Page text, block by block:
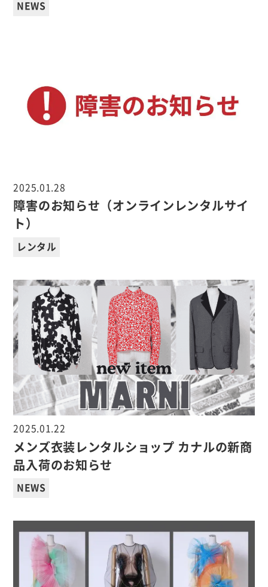
NEWS
2025.01.28
障害のお知らせ（オンラインレンタルサイ
ト）
レンタル
2025.01.22
メンズ衣装レンタルショップ カナルの新商
品入荷のお知らせ
NEWS